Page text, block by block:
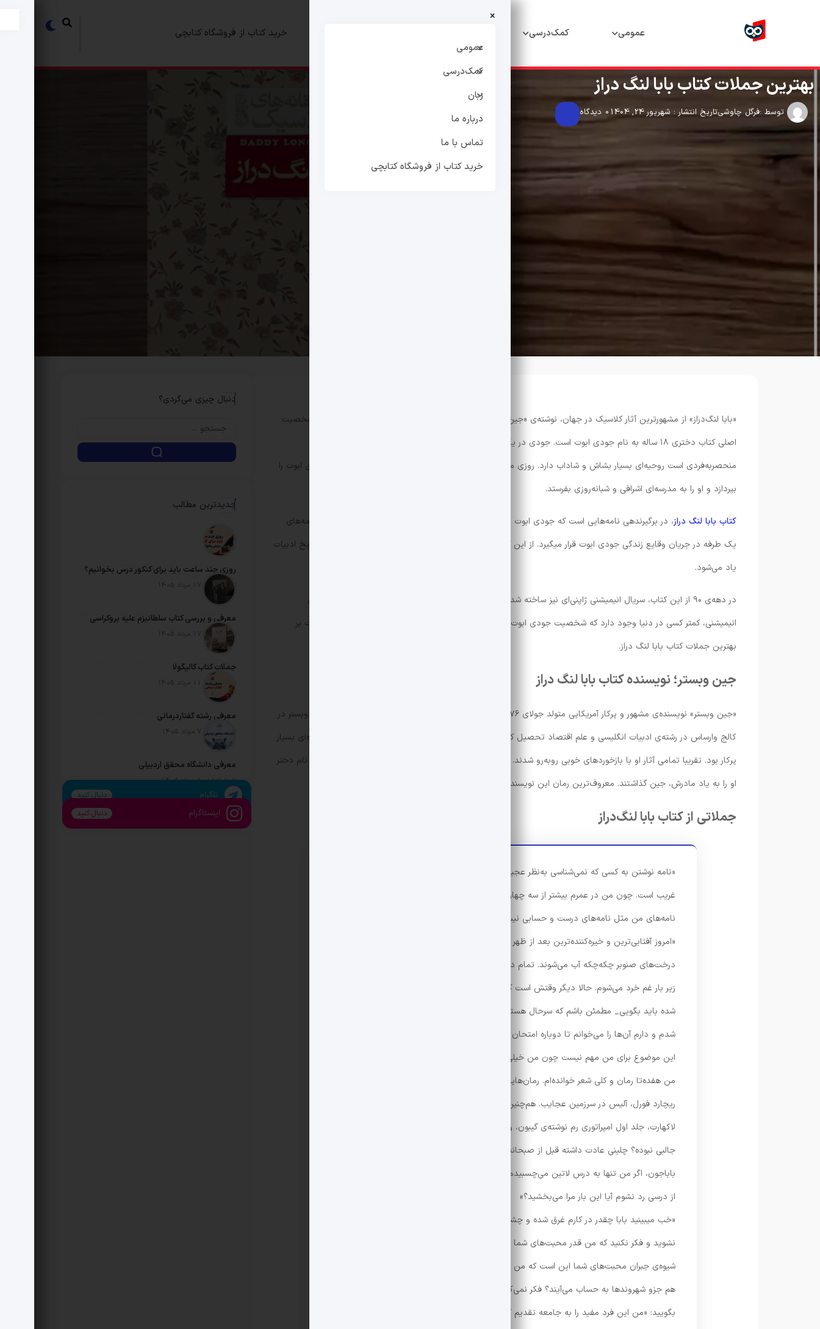
عمومی کمک‌درسی خرید کتاب از فروشگاه کتابچی
×
عمومی
کمک‌درسی
زبان
درباره ما
تماس با ما
خرید کتاب از فروشگاه کتابچی
بهترین جملات کتاب بابا لنگ دراز
توسط :فرگل چاوشیتاریخ انتشار : شهریور 24, 1404 0 دیدگاه
«بابا لنگ‌دراز» از مشهورترین آثار کلاسیک در جهان، نوشته‎‌ی «جین وبستر» است که برای اولین بار در سال ۱۹۱۲ منتشر شد. شخصیت
اصلی کتاب دختری ۱۸ ساله به نام جودی ابوت است. جودی در یک یتیم‌خانه زندگی می‌کند. جودی که دختری خاص و
منحصربه‌فردی است روحیه‌ای بسیار بشاش و شاداب دارد. روزی میلیونری تصمیم می‌گیرد هزینه‌های زندگی و تحصیل جودی ابوت را
بپردازد و او را به مدرسه‌ای اشرافی و شبانه‌روزی بفرستد.
کتاب بابا لنگ دراز
، در برگیرنده‎ی نامه‌هایی است که جودی ابوت برای این مرد اسرارآمیز می‌نویسد و خواننده از طریق این نامه‌های
یک طرفه در جریان وقایع زندگی جودی ابوت قرار می‎گیرد. از این کتاب همواره به عنوان یکی از معروف‌ترین آثار کلاسیک تاریخ ادبیات
یاد می‌شود.
در دهه‌ی ۹۰ از این کتاب، سریال انیمیشنی ژاپنی‌ای نیز ساخته شد که شهرت آن از شهرت کتاب فراتر رفت. به لطف این سریال
انیمیشنی، کمتر کسی در دنیا وجود دارد که شخصیت جودی ابوت برایش ناشناخته باشد. در این مطلب مروری خواهیم داشت بر
بهترین جملات کتاب بابا لنگ دراز.
جین وبستر؛ نویسنده کتاب بابا لنگ دراز
«جین وبستر» نویسنده‌ی مشهور و پرکار آمریکایی متولد جولای ۱۸۷۶ است. مادر جین از خویشاوندان مارک تواین بود. جین وبستر در
کالج وارساس در رشته‌ی ادبیات انگلیسی و علم اقتصاد تحصیل کرد. او از زنان متفکر دوران خود به شمار می‌رفت و نویسنده‌ای بسیار
پرکار بود. تقریبا تمامی آثار او با بازخوردهای خوبی روبه‌رو شدند. او در جون سال ۱۹۱۶ بر اثر تب بعد از زایمان از دنیا رفت. نام دختر
او را به یاد مادرش، جین گذاشتند. معروف‌ترین رمان این نویسنده بابا لنگ‎دراز است.
جملاتی از کتاب بابا لنگ‌دراز
غریب است. چون من در عمرم بیشتر از سه چهار بار نامه ننوشته‌ام. برای همین ببخشید اگر
نامه‌های من مثل نامه‌های درست و حسابی نیست.»
«امروز آفتابی‌ترین و خیره‌کننده‌ترین بعد از ظهر یک روز زمستانی است، قندیل‌های یخ آویزان از
درخت‌های صنوبر چکه‌چکه آب می‌شوند. تمام دنیا زیر بار سنگین برف خم شده است ولی من دارم
زیر بار غم خرد می‌شوم. حالا دیگر وقتش است که آن خبر را بدهم _شجاع باش جودی! هر جوری
شده باید بگویی_ مطمئن باشم که سرحال هستید؟ من در درس‌های ریاضیات و نثر لاتین مردود
شدم و دارم آن‌ها را می‌خوانم تا دوباره امتحان بدهم. متاسفم از اینکه دلسرد شدید وگرنه اصلا
این موضوع برای من مهم نیست چون من خیلی چیزها یاد گرفته‌ام که حتی جزو درس‌ها نبوده.
من هفده‌تا رمان و کلی شعر خوانده‌ام. رمان‌هایی که خواندن‌شان واجب است مثل بازار خودنمایی،
ریچارد فورل، آلیس در سرزمین عجایب. هم‌چنین جستارهای امرسون، زندگی اسکات نوشته‌ی
لاکهارت، جلد اول امپراتوری رم نوشته‌ی گیبون، و نصف کتاب زندگی بن‌ونوتو چلینی. به‌نظرتان آدم
جالبی نبوده؟ چلینی عادت داشته قبل از صبحانه گشتی بزند و همین‌طوری یکی را بکشد. می‌بینید
باباجون، اگر من تنها به درس لاتین می‌چسبیدم الان این‌قدر باسواد نبودم. اگر قول بدهم که دیگر
از درسی رد نشوم آیا این بار مرا می‌بخشید؟»
«خب می‎بینید بابا چقدر در کارم غرق شده و چشم از هر وسوسه‌ای شسته‌ام؟! لطفا از دستم عصبانی
نشوید و فکر نکنید که من قدر محبت‌های شما را نمی‌دانم، چون همیشه و همیشه می‌دانم. تنها
شیوه‌ی جبران محبت‌های شما این است که من در آینده شهروند بسیار مفیدی بشوم (راستی زن‌ها
هم جزو شهروندها به حساب می‌آیند؟ فکر نمی‌کنم.) تا هروقت که به من نگاه می‌کنید بتوانید
بگویید: «من این فرد مفید را به جامعه تقدیم کرده‌ام.» این حرف به‌نظر قشنگ می‌آید، نه
دنبال چیزی می‌گردی؟
جدیدترین مطالب
روزی چند ساعت باید برای کنکور درس بخوانیم؟
تاریخ انتشار: 17 مرداد 1405
معرفی و بررسی کتاب سلطانیزم علیه بروکراسی
تاریخ انتشار: 17 مرداد 1405
جملات کتاب کالیگولا
تاریخ انتشار: 11 مرداد 1405
معرفی رشته گفتاردرمانی
تاریخ انتشار: 7 مرداد 1405
معرفی دانشگاه محقق اردبیلی
تاریخ انتشار: 5 مرداد 1405
تلگرام دنبال کنید
اینستاگرام دنبال کنید